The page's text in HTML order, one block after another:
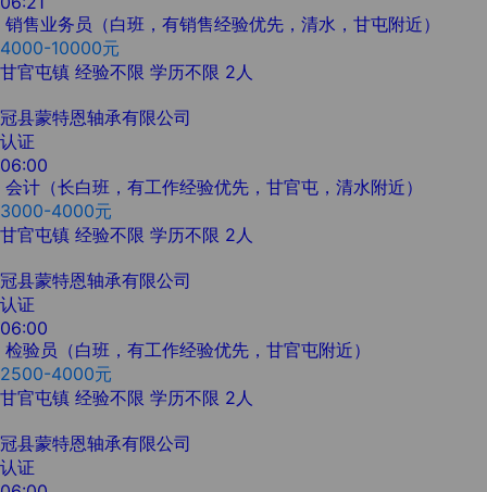
销售业务员（白班，有销售经验优先，清水，甘屯附近）
4000-10000元
甘官屯镇 经验不限 学历不限 2人
冠县蒙特恩轴承有限公司
认证
06:00
会计（长白班，有工作经验优先，甘官屯，清水附近）
3000-4000元
甘官屯镇 经验不限 学历不限 2人
冠县蒙特恩轴承有限公司
认证
06:00
检验员（白班，有工作经验优先，甘官屯附近）
2500-4000元
甘官屯镇 经验不限 学历不限 2人
冠县蒙特恩轴承有限公司
认证